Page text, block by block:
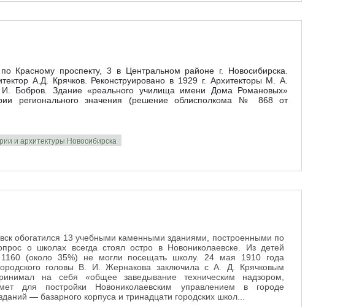
Красному проспекту, 3 в Центральном районе г. Новосибирска.
А.Д. Крячков. Реконструировано в 1929 г. Архитекторы М. А.
Бобров. Здание «реального училища имени Дома Романовых»
регионального значения (решение облисполкома № 868 от
и архитектуры Новосибирска
обогатился 13 учебными каменными зданиями, построенными по
о школах всегда стоял остро в Новониколаевске. Из детей
1160 (около 35%) не могли посещать школу. 24 мая 1910 года
головы В. И. Жернакова заключила с А. Д. Крячковым
на себя «общее заведывание техническим надзором,
для постройки Новониколаевским управлением в городе
— базарного корпуса и тринадцати городских школ...